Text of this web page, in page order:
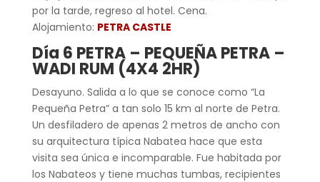
por la tarde, regreso al hotel. Cena.
Alojamiento: PETRA CASTLE
Día 6 PETRA – PEQUEÑA PETRA –
WADI RUM (4X4 2HR)
Desayuno. Salida a lo que se conoce como “La
Pequeña Petra” a tan solo 15 km al norte de Petra.
Un desfiladero de apenas 2 metros de ancho con
su arquitectura típica Nabatea hace que esta
visita sea única e incomparable. Fue habitada por
los Nabateos y tiene muchas tumbas, recipientes